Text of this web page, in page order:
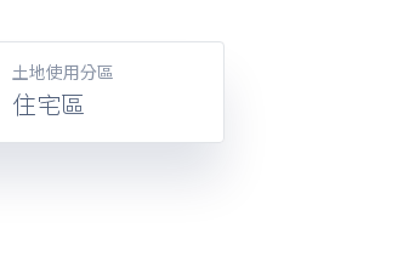
土地使用分區
住宅區